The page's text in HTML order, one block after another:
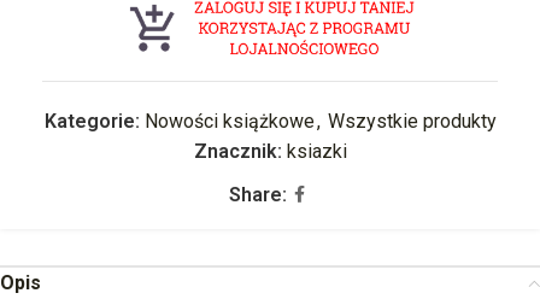
Kategorie: Nowości książkowe, Wszystkie produkty
Znacznik: ksiazki
Share:
Opis